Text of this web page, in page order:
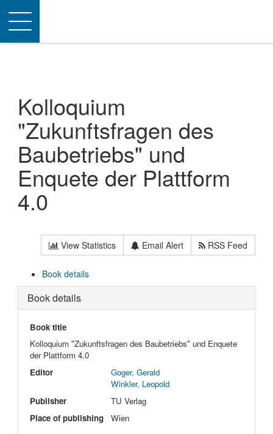
Toggle
navigation
Kolloquium
"Zukunftsfragen des
Baubetriebs" und
Enquete der Plattform
4.0
View Statistics Email Alert RSS Feed
Book details
Book details
Book title
Kolloquium "Zukunftsfragen des Baubetriebs" und Enquete
der Plattform 4.0
Editor
Goger, Gerald
Winkler, Leopold
Publisher
TU Verlag
Place of publishing
Wien